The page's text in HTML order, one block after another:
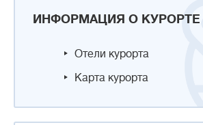
ИНФОРМАЦИЯ О
Отели курорта
Карта курорта